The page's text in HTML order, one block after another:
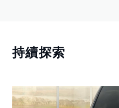
持續探索